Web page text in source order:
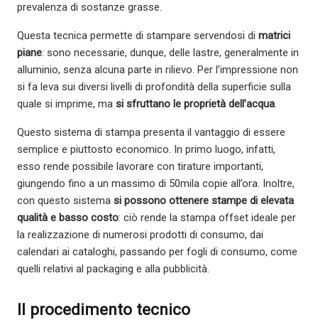
prevalenza di sostanze grasse.
Questa tecnica permette di stampare servendosi di matrici
piane: sono necessarie, dunque, delle lastre, generalmente in
alluminio, senza alcuna parte in rilievo. Per l’impressione non
si fa leva sui diversi livelli di profondità della superficie sulla
quale si imprime, ma si sfruttano le proprietà dell’acqua.
Questo sistema di stampa presenta il vantaggio di essere
semplice e piuttosto economico. In primo luogo, infatti,
esso rende possibile lavorare con tirature importanti,
giungendo fino a un massimo di 50mila copie all’ora. Inoltre,
con questo sistema si possono ottenere stampe di elevata
qualità e basso costo: ciò rende la stampa offset ideale per
la realizzazione di numerosi prodotti di consumo, dai
calendari ai cataloghi, passando per fogli di consumo, come
quelli relativi al packaging e alla pubblicità.
Il procedimento tecnico